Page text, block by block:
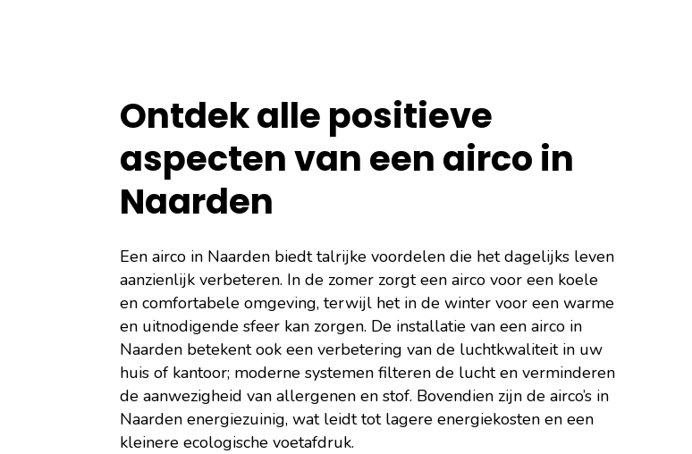
Ontdek alle positieve
aspecten van een airco in
Naarden
Een airco in Naarden biedt talrijke voordelen die het dagelijks leven
aanzienlijk verbeteren. In de zomer zorgt een airco voor een koele
en comfortabele omgeving, terwijl het in de winter voor een warme
en uitnodigende sfeer kan zorgen. De installatie van een airco in
Naarden betekent ook een verbetering van de luchtkwaliteit in uw
huis of kantoor; moderne systemen filteren de lucht en verminderen
de aanwezigheid van allergenen en stof. Bovendien zijn de airco’s in
Naarden energiezuinig, wat leidt tot lagere energiekosten en een
kleinere ecologische voetafdruk.